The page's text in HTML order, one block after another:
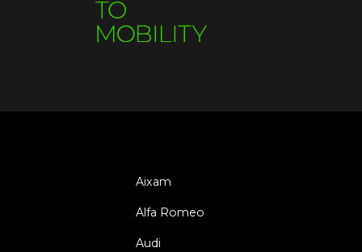
Aixam
Alfa Romeo
Audi